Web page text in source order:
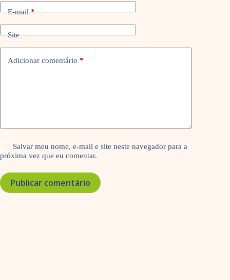
E-mail*
Site
Adicionar comentário *
Salvar meu nome, e-mail e site neste navegador para a
próxima vez que eu comentar.
Publicar comentário